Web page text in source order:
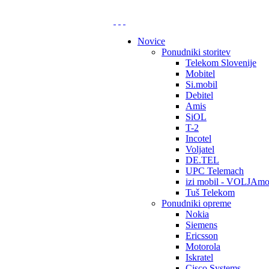
Novice
Ponudniki storitev
Telekom Slovenije
Mobitel
Si.mobil
Debitel
Amis
SiOL
T-2
Incotel
Voljatel
DE.TEL
UPC Telemach
izi mobil -
Tuš Telekom
Ponudniki opreme
Nokia
Siemens
Ericsson
Motorola
Iskratel